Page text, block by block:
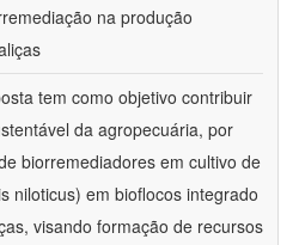
na produção
tem como objetivo contribuir
da agropecuária, por
biorremediadores em cultivo de
niloticus) em bioflocos integrado
visando formação de recursos